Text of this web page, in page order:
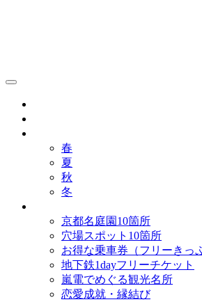
春
夏
秋
冬
京都名庭園10箇所
穴場スポット10箇所
お得な乗車券（フリーきっ
地下鉄1dayフリーチケット
嵐電でめぐる観光名所
恋愛成就・縁結び